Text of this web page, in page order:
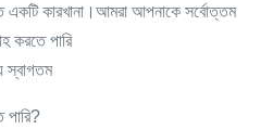
একটি কারখানা।আমরা আপনাকে সর্বোত্তম
করতে পারি
স্বাগতম
পারি?